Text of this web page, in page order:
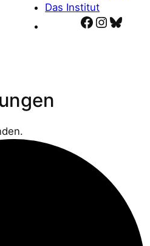
Das Institut
Facebook